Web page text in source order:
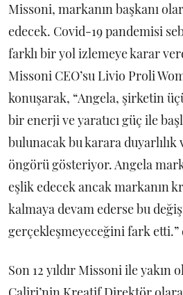
Missoni, markanın başkanı
edecek. Covid-19 pandemisi
farklı bir yol izlemeye karar
Missoni CEO’su Livio Proli
konuşarak, “Angela, şirketin
bir enerji ve yaratıcı güç ile
bulunacak bu karara duyarlılık
öngörü gösteriyor. Angela
eşlik edecek ancak markanın
kalmaya devam ederse bu
gerçekleşmeyeceğini fark etti.”
Son 12 yıldır Missoni ile yakın